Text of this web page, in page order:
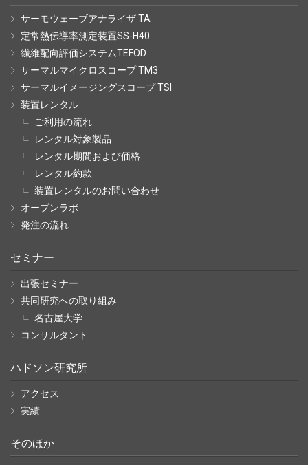
サーモウェーブアナライザ TA
定常熱伝導率測定装置SS-H40
繊維配向評価システムTEFOD
サーマルマイクロスコープ TM3
サーマルイメージングスコープ TSI
装置レンタル
ご利用の流れ
レンタル対象製品
レンタル期間および価格
レンタル約款
装置レンタルのお問い合わせ
オープンラボ
発注の流れ
セミナー
出張セミナー
共同研究への取り組み
名古屋大学
コンサルタント
ハドソン研究所
アクセス
実績
そのほか